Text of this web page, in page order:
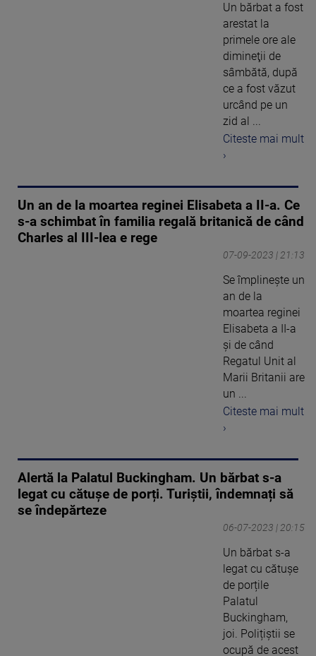
Un bărbat a fost
arestat la
primele ore ale
dimineţii de
sâmbătă, după
ce a fost văzut
urcând pe un
zid al ...
Citeste mai mult
›
Un an de la moartea reginei Elisabeta a II-a. Ce
s-a schimbat în familia regală britanică de când
Charles al III-lea e rege
07-09-2023 | 21:13
Se împlinește un
an de la
moartea reginei
Elisabeta a II-a
și de când
Regatul Unit al
Marii Britanii are
un ...
Citeste mai mult
›
Alertă la Palatul Buckingham. Un bărbat s-a
legat cu cătușe de porți. Turiștii, îndemnați să
se îndepărteze
06-07-2023 | 20:15
Un bărbat s-a
legat cu cătușe
de porțile
Palatul
Buckingham,
joi. Polițiștii se
ocupă de acest